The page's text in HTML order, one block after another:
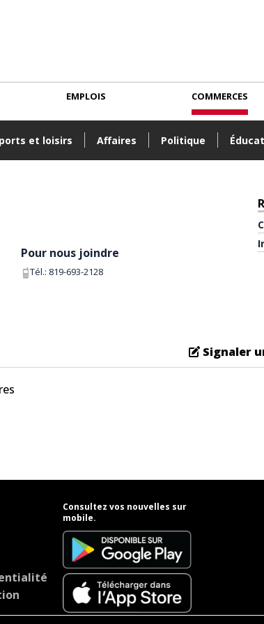
et loisirs Affaires Politique
EMPLOIS COMMERCES
Pour nous joindre
Tél.: 819-693-2128
Signaler
Consultez vos nouvelles sur
mobile.